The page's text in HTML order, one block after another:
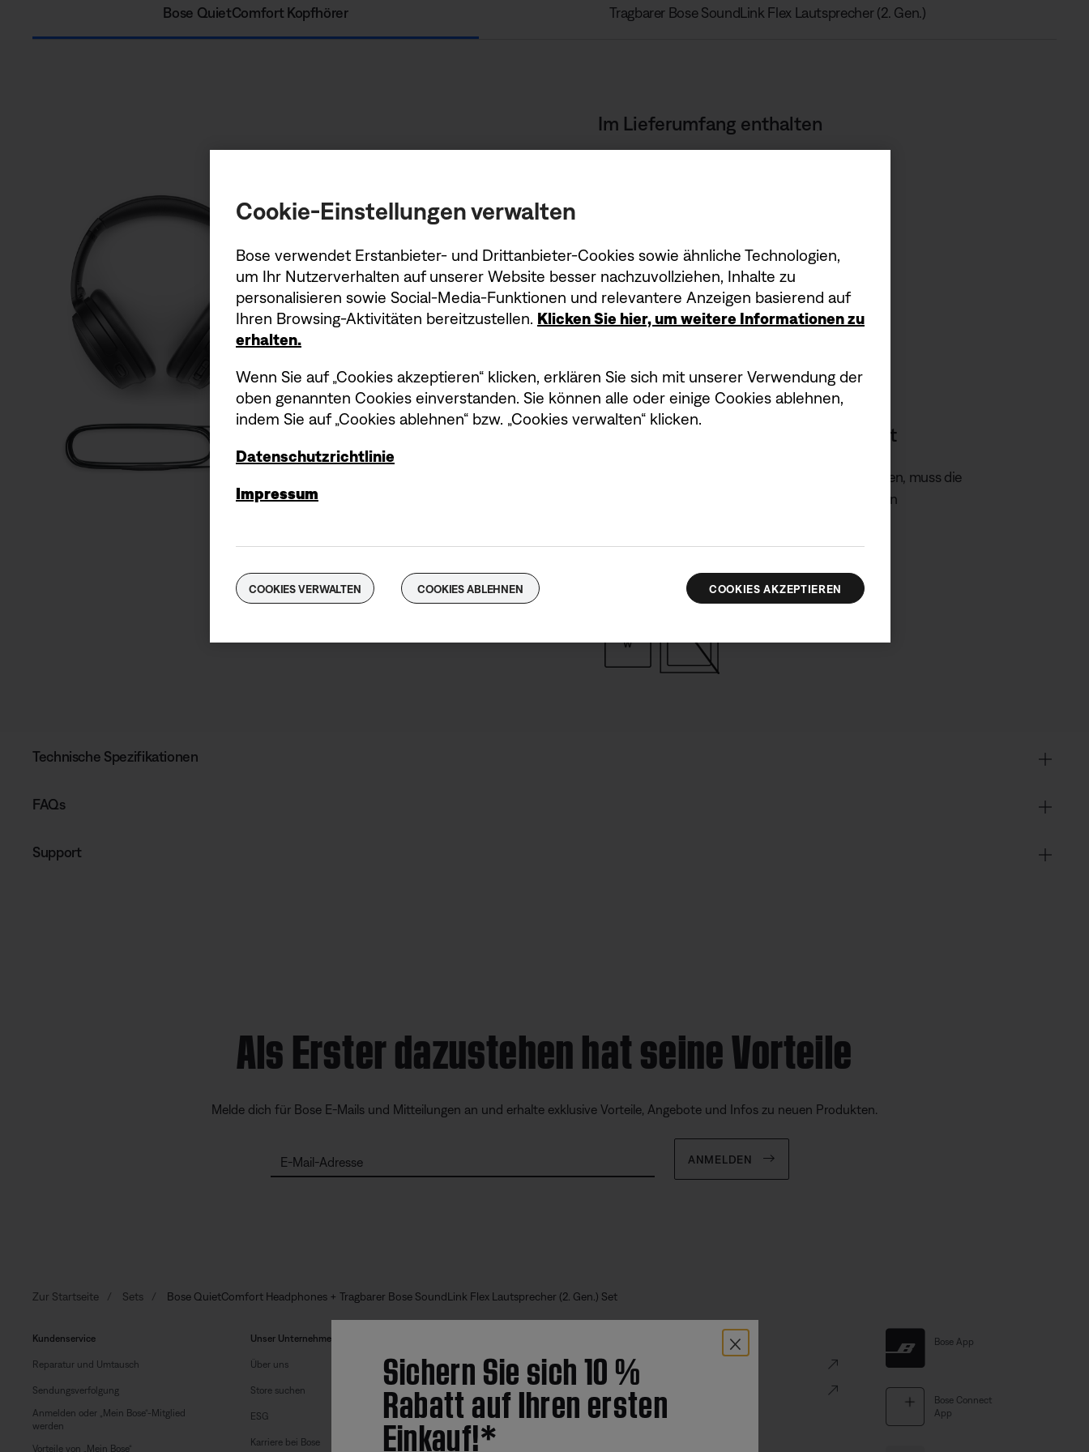
Bose QuietComfort Kopfhörer Tragbarer Bose SoundLink Flex Lautsprecher (2. Gen.)
Im Lieferumfang enthalten
USB-C®-Kabel (A auf C) (30 cm)
Sicherheitsblatt
Anforderung an das USB-Ladegerät
Um die maximale Ladegeschwindigkeit zu erreichen, muss die
Leistung des Ladegeräts innerhalb der angezeigten
Netzteil nicht enthalten.
Technische Spezifikationen
FAQs
Support
Als Erster dazustehen hat seine Vorteile
Melde dich für Bose E-Mails und Mitteilungen an und erhalte exklusive Vorteile, Angebote und Infos zu neuen Produkten.
E-Mail-Adresse ANMELDEN
Zur Startseite Sets Bose QuietComfort Headphones + Tragbarer Bose SoundLink Flex Lautsprecher (2. Gen.) Set
Kundenservice
Reparatur und Umtausch
Sendungsverfolgung
Anmelden oder „Mein Bose“-Mitglied
werden
Vorteile von „Mein Bose“
Unser Unternehmen
Über uns
Store suchen
ESG
Karriere bei Bose
Corporate Gifting
Kaufportal für Partner und Mitarbeiter
Generalüberholte Produkte mit
zertifizierter Garantie
Tausch-Upgrade
Weitere Links Bose App
Bose Connect
App
×
Sichern Sie sich 10 %
Rabatt auf Ihren ersten
Einkauf!*
Cookie-Einstellungen verwalten
Bose verwendet Erstanbieter- und Drittanbieter-Cookies sowie ähnliche Technologien,
um Ihr Nutzerverhalten auf unserer Website besser nachzuvollziehen, Inhalte zu
personalisieren sowie Social-Media-Funktionen und relevantere Anzeigen basierend auf
Ihren Browsing-Aktivitäten bereitzustellen. Klicken Sie hier, um weitere Informationen zu
erhalten.
Wenn Sie auf „Cookies akzeptieren“ klicken, erklären Sie sich mit unserer Verwendung der
oben genannten Cookies einverstanden. Sie können alle oder einige Cookies ablehnen,
indem Sie auf „Cookies ablehnen“ bzw. „Cookies verwalten“ klicken.
Datenschutzrichtlinie
Impressum
COOKIES VERWALTEN COOKIES ABLEHNEN COOKIES AKZEPTIEREN